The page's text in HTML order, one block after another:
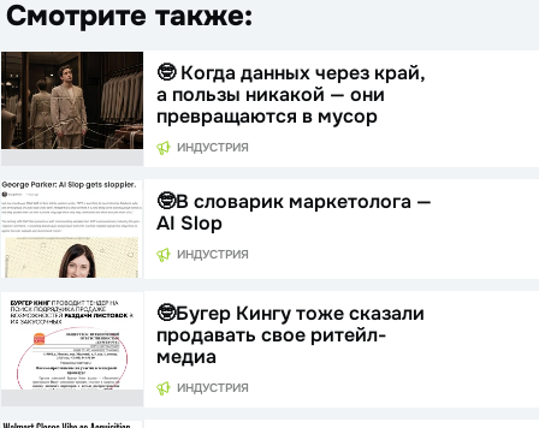
Смотрите также:
🤓 Когда данных через край,
а пользы никакой — они
превращаются в мусор
ИНДУСТРИЯ
🤓В словарик маркетолога —
AI Slop
ИНДУСТРИЯ
🤓Бугер Кингу тоже сказали
продавать свое ритейл-
медиа
ИНДУСТРИЯ